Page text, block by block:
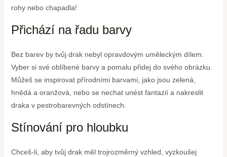
rohy nebo chapadla!
Přichází na řadu barvy
Bez barev by tvůj drak nebyl opravdovým uměleckým dílem.
Vyber si své oblíbené barvy a pomalu přidej do svého obrázku.
Můžeš se inspirovat přírodními barvami, jako jsou zelená,
hnědá a oranžová, nebo se nechat unést fantazií a nakreslit
draka v pestrobarevných odstínech.
Stínování pro hloubku
Chceš-li, aby tvůj drak měl trojrozměrný vzhled, vyzkoušej